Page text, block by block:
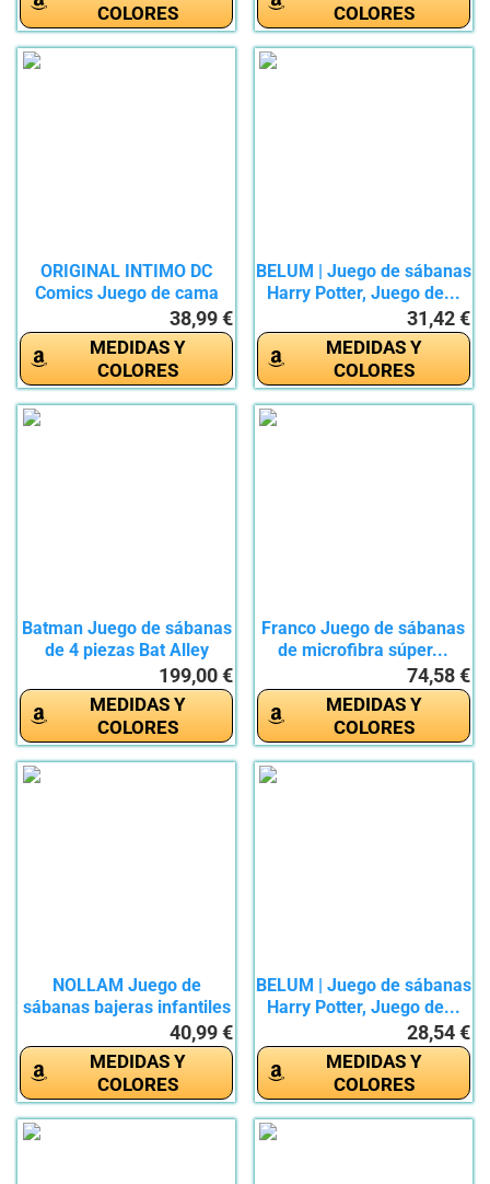
COLORES
COLORES
ORIGINAL INTIMO DC
Comics Juego de cama
individual...38,99 €
MEDIDAS Y
COLORES
BELUM | Juego de sábanas
Harry Potter, Juego de...
31,42 €
MEDIDAS Y
COLORES
Batman Juego de sábanas
de 4 piezas Bat Alley
199,00 €
MEDIDAS Y
COLORES
Franco Juego de sábanas
de microfibra súper...
74,58 €
MEDIDAS Y
COLORES
NOLLAM Juego de
sábanas bajeras infantiles
40,99 €
MEDIDAS Y
COLORES
BELUM | Juego de sábanas
Harry Potter, Juego de...
28,54 €
MEDIDAS Y
COLORES